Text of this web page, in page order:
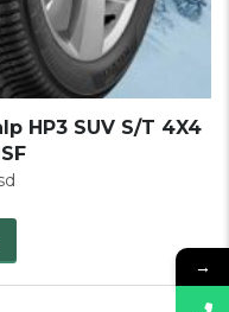
HP3 SUV S/T 4X4
→